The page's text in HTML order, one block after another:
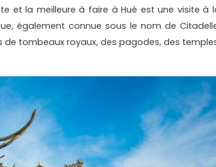
et la meilleure à faire à Hué est une visite à
également connue sous le nom de
de tombeaux royaux, des pagodes, des